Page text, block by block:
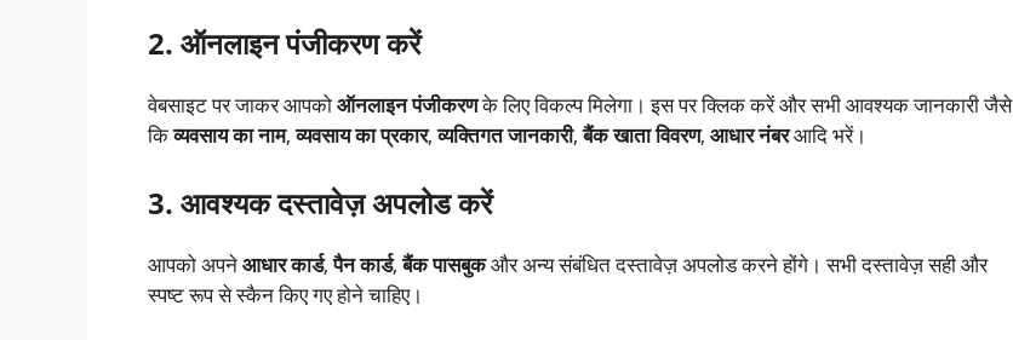
2. ऑनलाइन पंजीकरण करें
वेबसाइट पर जाकर आपकोऑनलाइन पंजीकरणके लिए विकल्प मिलेगा। इस पर क्लिक करें और सभी आवश्यक जानकारी जैसे
किव्यवसाय का नाम,व्यवसाय का प्रकार,व्यक्तिगत जानकारी,बैंक खाता विवरण, आधार नंबरआदि भरें।
3. आवश्यक दस्तावेज़ अपलोड करें
आपको अपनेआधार कार्ड,पैन कार्ड,बैंक पासबुकऔर अन्य संबंधित दस्तावेज़ अपलोड करने होंगे। सभी दस्तावेज़ सही और
स्पष्ट रूप से स्कैन किए गए होने चाहिए।